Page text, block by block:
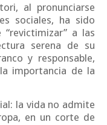
al pronunciarse
sociales, ha sido
a las
serena de su
y responsable,
importancia de la
la vida no admite
en un corte de